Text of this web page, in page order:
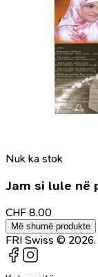
Nuk ka stok
Jam si lule në
CHF 8.00
Më shumë produkte
FRI Swiss © 2026.